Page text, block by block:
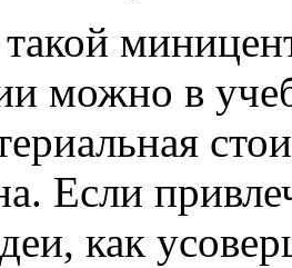
можно в
Если
как